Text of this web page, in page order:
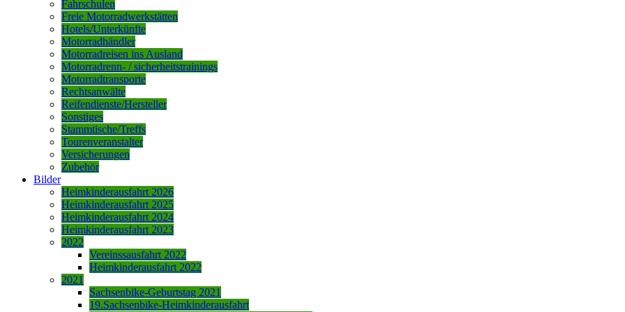
Fahrschulen
Freie Motorradwerkstätten
Hotels/Unterkünfte
Motorradhändler
Motorradreisen ins Ausland
Motorradrenn- / sicherheitstrainings
Motorradtransporte
Rechtsanwälte
Reifendienste/Hersteller
Sonstiges
Stammtische/Treffs
Tourenveranstalter
Versicherungen
Zubehör
Bilder
Heimkinderausfahrt 2026
Heimkinderausfahrt 2025
Heimkinderausfahrt 2024
Heimkinderausfahrt 2023
2022
Vereinssausfahrt 2022
Heimkinderausfahrt 2022
2021
Sachsenbike-Geburtstag 2021
19.Sachsenbike-Heimkinderausfahrt